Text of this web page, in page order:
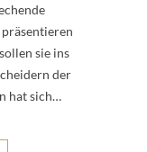
sie ins
der
hat sich…